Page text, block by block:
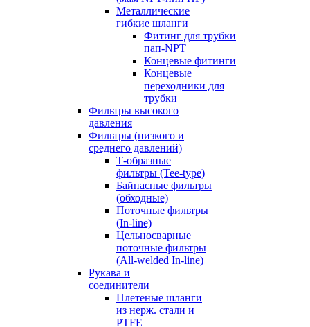
Металлические
гибкие шланги
Фитинг для трубки
пап-NPT
Концевые фитинги
Концевые
переходники для
трубки
Фильтры высокого
давления
Фильтры (низкого и
среднего давлений)
Т-образные
фильтры (Tee-type)
Байпасные фильтры
(обходные)
Поточные фильтры
(In-line)
Цельносварные
поточные фильтры
(All-welded In-line)
Рукава и
соединители
Плетеные шланги
из нерж. стали и
PTFE